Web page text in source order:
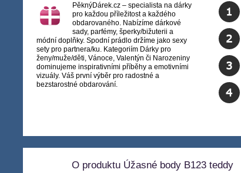
PěknýDárek.cz – specialista na dárky
pro každou příležitost a každého
obdarovaného. Nabízíme dárkové
sady, parfémy, šperky/bižuterii a
módní doplňky. Spodní prádlo držíme jako sexy
sety pro partnera/ku. Kategoriím Dárky pro
ženy/muže/děti, Vánoce, Valentýn či Narozeniny
dominujeme inspirativními příběhy a emotivními
vizuály. Váš první výběr pro radostné a
bezstarostné obdarování.
O produktu Úžasné body B123 teddy